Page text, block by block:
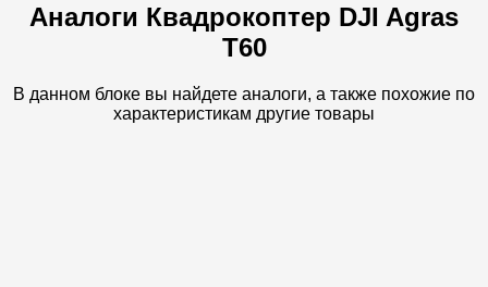
Аналоги Квадрокоптер DJI Agras
T60
В данном блоке вы найдете аналоги, а также похожие по
характеристикам другие товары